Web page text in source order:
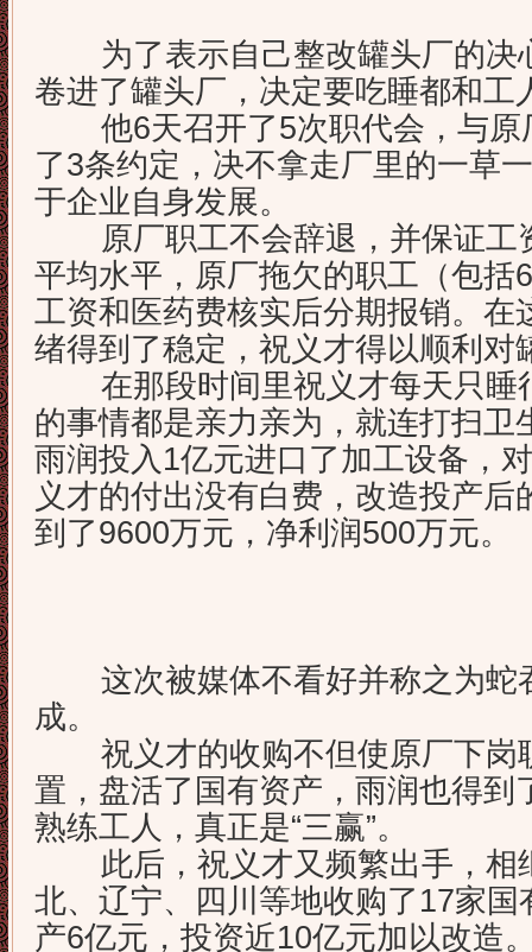
为了表示自己整改罐头厂的决
卷进了罐头厂，决定要吃睡都和工
他6天召开了5次职代会，与原
了3条约定，决不拿走厂里的一草
于企业自身发展。
原厂职工不会辞退，并保证工
平均水平，原厂拖欠的职工（包括
工资和医药费核实后分期报销。在
绪得到了稳定，祝义才得以顺利对
在那段时间里祝义才每天只睡
的事情都是亲力亲为，就连打扫卫
雨润投入1亿元进口了加工设备，
义才的付出没有白费，改造投产后
到了9600万元，净利润500万元。
这次被媒体不看好并称之为蛇
成。
祝义才的收购不但使原厂下岗
置，盘活了国有资产，雨润也得到
熟练工人，真正是“三赢”。
此后，祝义才又频繁出手，相
北、辽宁、四川等地收购了17家
产6亿元，投资近10亿元加以改造